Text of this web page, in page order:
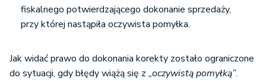
fiskalnego potwierdzającego dokonanie sprzedaży,
przy której nastąpiła oczywista pomyłka.
Jak widać prawo do dokonania korekty zostało ograniczone
do sytuacji, gdy błędy wiążą się z „oczywistą pomyłką”.